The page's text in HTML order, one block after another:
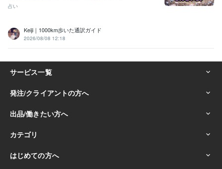
占い
Keiji｜1000km歩いた通訳ガイド
2026/08/08 12:18